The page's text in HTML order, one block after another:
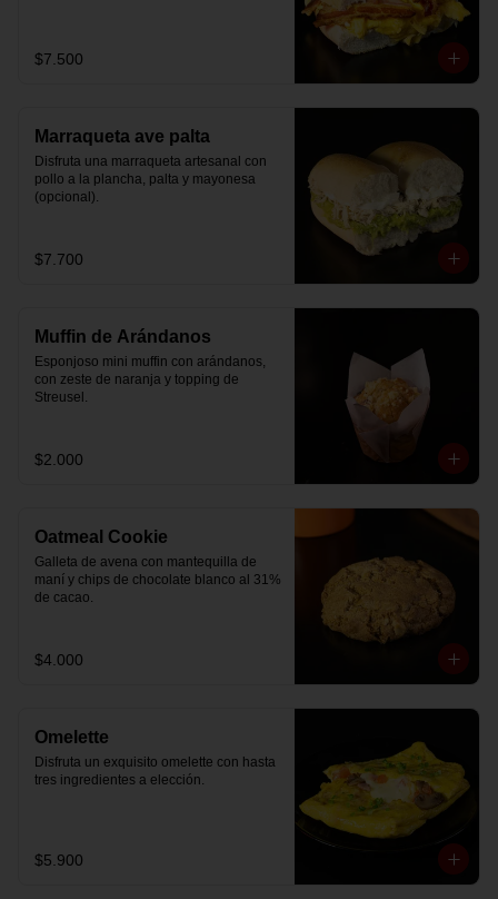
$7.500
Marraqueta ave palta
Disfruta una marraqueta artesanal con
pollo a la plancha, palta y mayonesa
(opcional).
$7.700
Muffin de Arándanos
Esponjoso mini muffin con arándanos,
con zeste de naranja y topping de
Streusel.
$2.000
Oatmeal Cookie
Galleta de avena con mantequilla de
maní y chips de chocolate blanco al 31%
de cacao.
$4.000
Omelette
Disfruta un exquisito omelette con hasta
tres ingredientes a elección.
$5.900